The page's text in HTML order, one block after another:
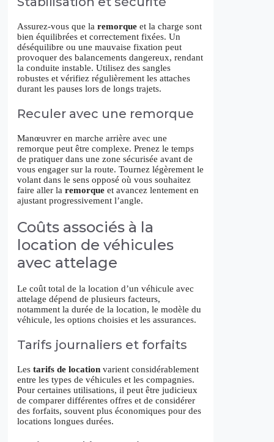
Assurez-vous que la remorque et la charge sont
bien équilibrées et correctement fixées. Un
déséquilibre ou une mauvaise fixation peut
provoquer des balancements dangereux, rendant
la conduite instable. Utilisez des sangles
robustes et vérifiez régulièrement les attaches
durant les pauses lors de longs trajets.
Reculer avec une remorque
Manœuvrer en marche arrière avec une
remorque peut être complexe. Prenez le temps
de pratiquer dans une zone sécurisée avant de
vous engager sur la route. Tournez légèrement le
volant dans le sens opposé où vous souhaitez
faire aller la remorque et avancez lentement en
ajustant progressivement l’angle.
Coûts associés à la
location de véhicules
avec attelage
Le coût total de la location d’un véhicule avec
attelage dépend de plusieurs facteurs,
notamment la durée de la location, le modèle du
véhicule, les options choisies et les assurances.
Tarifs journaliers et forfaits
Les tarifs de location varient considérablement
entre les types de véhicules et les compagnies.
Pour certaines utilisations, il peut être judicieux
de comparer différentes offres et de considérer
des forfaits, souvent plus économiques pour des
locations longues durées.